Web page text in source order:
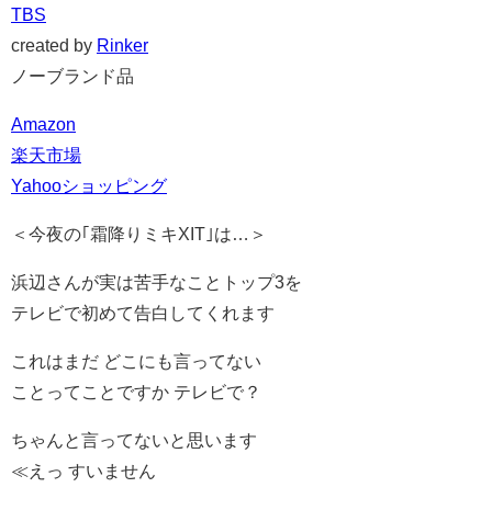
TBS
created by Rinker
ノーブランド品
Amazon
楽天市場
Yahooショッピング
＜今夜の｢霜降りミキXIT｣は…＞
浜辺さんが実は苦手なことトップ3を
テレビで初めて告白してくれます
これはまだ どこにも言ってない
ことってことですか テレビで？
ちゃんと言ってないと思います
≪えっ すいません